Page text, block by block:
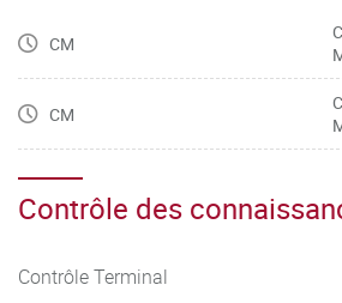
CM
CM
Contrôle des
Contrôle Terminal